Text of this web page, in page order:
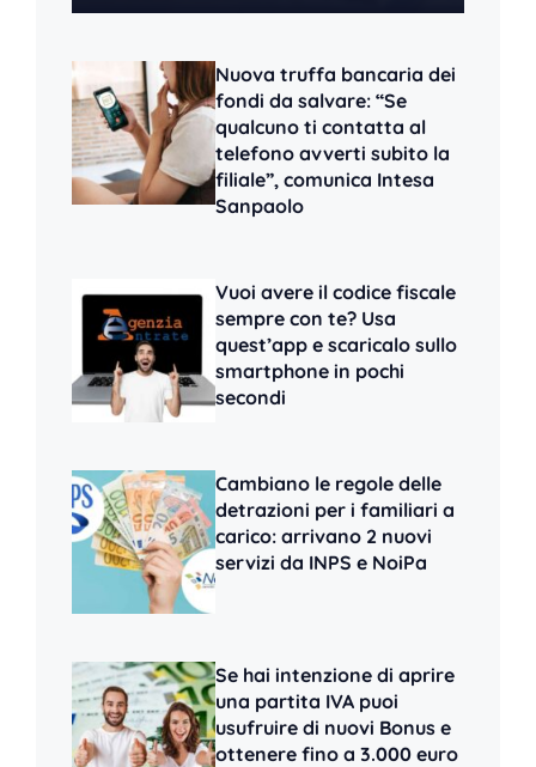
Nuova truffa bancaria dei
fondi da salvare: “Se
qualcuno ti contatta al
telefono avverti subito la
filiale”, comunica Intesa
Sanpaolo
Vuoi avere il codice fiscale
sempre con te? Usa
quest’app e scaricalo sullo
smartphone in pochi
secondi
Cambiano le regole delle
detrazioni per i familiari a
carico: arrivano 2 nuovi
servizi da INPS e NoiPa
Se hai intenzione di aprire
una partita IVA puoi
usufruire di nuovi Bonus e
ottenere fino a 3.000 euro